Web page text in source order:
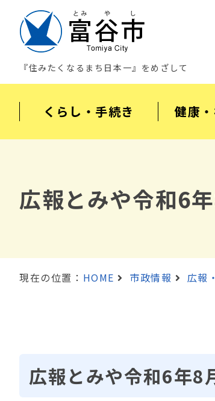
『住みたくなるまち日本一』をめざして
くらし・手続き 健康
広報とみや令和6
現在の位置： HOME 市政情報 広報
広報とみや令和6年8